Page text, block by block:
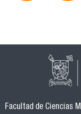
Facultad de Ciencias